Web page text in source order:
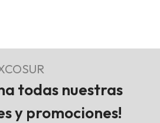
todas nuestras
y promociones!